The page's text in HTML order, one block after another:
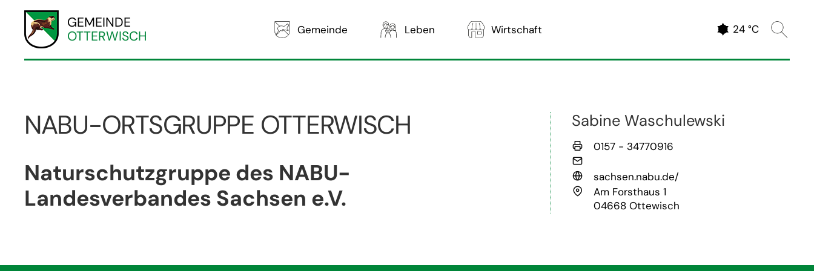
GEMEINDE
OTTERWISCH
Gemeinde Leben Wirtschaft Aktuelles
24 °C Website
NABU-ORTSGRUPPE OTTERWISCH
Naturschutzgruppe des NABU-
Landesverbandes Sachsen e.V.
Sabine Waschulewski
Telefax
0157 - 34770916
E-Mail
Website
sachsen.nabu.de/
Anschrift
Am Forsthaus 1
04668 Ottewisch